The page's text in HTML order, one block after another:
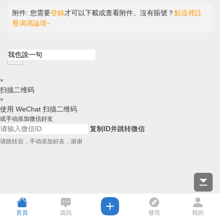
附件: 您需要登錄才可以下載或查看附件。沒有賬號？點這裡註
冊渴渴論壇~
×
扫描二维码
×
使用 WeChat 扫描二维码
或手动添加微信好友
复制ID并跳转微信
请跳转后，手动添加好友，谢谢
首頁 資訊 發現 我的